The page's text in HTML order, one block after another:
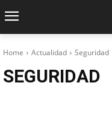
Home Actualidad Seguridad
SEGURIDAD